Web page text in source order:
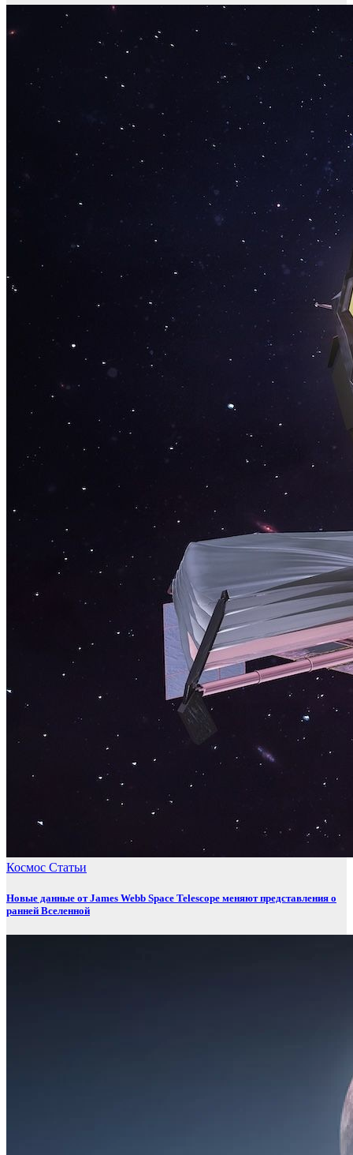
Космос Статьи
Новые данные от James Webb Space Telescope меняют представления о
ранней Вселенной